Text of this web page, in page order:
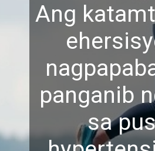
Ang
panganib
sa